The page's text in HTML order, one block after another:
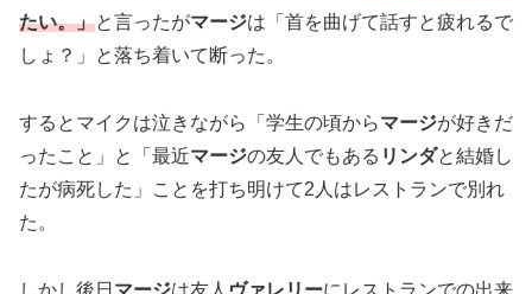
たい。」と言ったがマージは「首を曲げて話すと疲れるで
しょ？」と落ち着いて断った。
するとマイクは泣きながら「学生の頃からマージが好きだ
ったこと」と「最近マージの友人でもある リンダと結婚し
たが病死した」ことを打ち明けて2人はレストランで別れ
た。
しかし後日 マージは友人 ヴァレリーにレストランでの出来